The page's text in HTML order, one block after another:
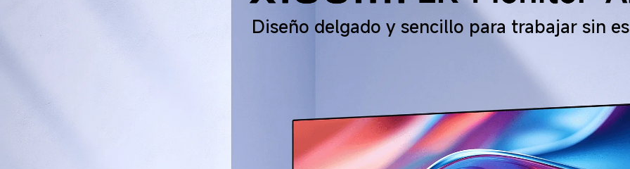
Diseño delgado y sencillo para trabajar sin